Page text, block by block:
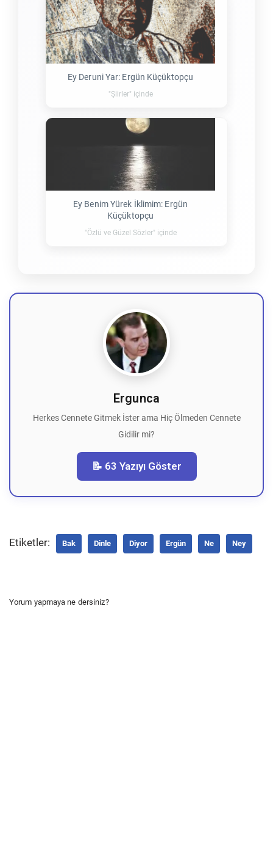
Ey Deruni Yar: Ergün Küçüktopçu
"Şiirler" içinde
Ey Benim Yürek İklimim: Ergün
Küçüktopçu
"Özlü ve Güzel Sözler" içinde
Ergunca
Herkes Cennete Gitmek İster ama Hiç Ölmeden Cennete
Gidilir mi?
📝 63 Yazıyı Göster
Etiketler: Bak Dinle Diyor Ergün Ne Ney
Yorum yapmaya ne dersiniz?